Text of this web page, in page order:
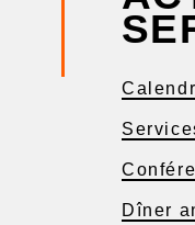
Dîner